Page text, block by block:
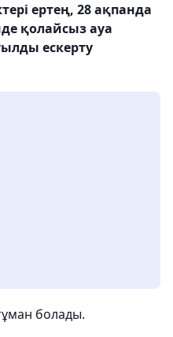
ертең, 28 ақпанда
қолайсыз ауа
ескерту
болады.